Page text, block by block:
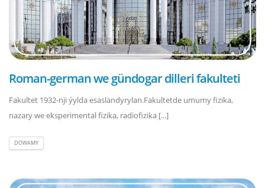
Roman-german we gündogar dilleri fakulteti
Fakultet 1932-nji ýylda esaslandyrylan.Fakultetde umumy fizika,
nazary we eksperimental fizika, radiofizika [...]
DOWAMY